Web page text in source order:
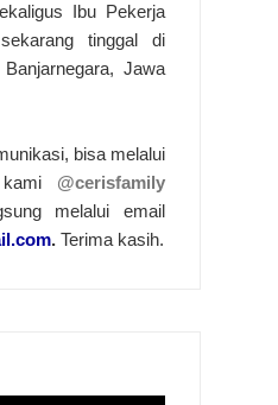
Ibu Pekerja
tinggal di
Jawa
bisa melalui
@cerisfamily
melalui email
. Terima kasih.